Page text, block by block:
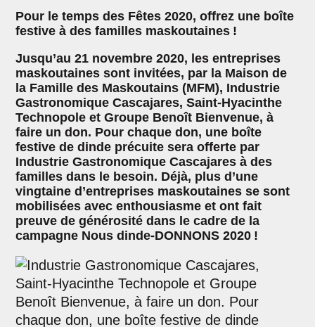
Pour le temps des Fêtes 2020, offrez une boîte
festive à des familles maskoutaines !
Jusqu’au 21 novembre 2020, les entreprises
maskoutaines sont invitées, par la Maison de
la Famille des Maskoutains (MFM), Industrie
Gastronomique Cascajares, Saint-Hyacinthe
Technopole et Groupe Benoît Bienvenue, à
faire un don. Pour chaque don, une boîte
festive de dinde précuite sera offerte par
Industrie Gastronomique Cascajares à des
familles dans le besoin. Déjà, plus d’une
vingtaine d’entreprises maskoutaines se sont
mobilisées avec enthousiasme et ont fait
preuve de générosité dans le cadre de la
campagne Nous dinde-DONNONS 2020 !